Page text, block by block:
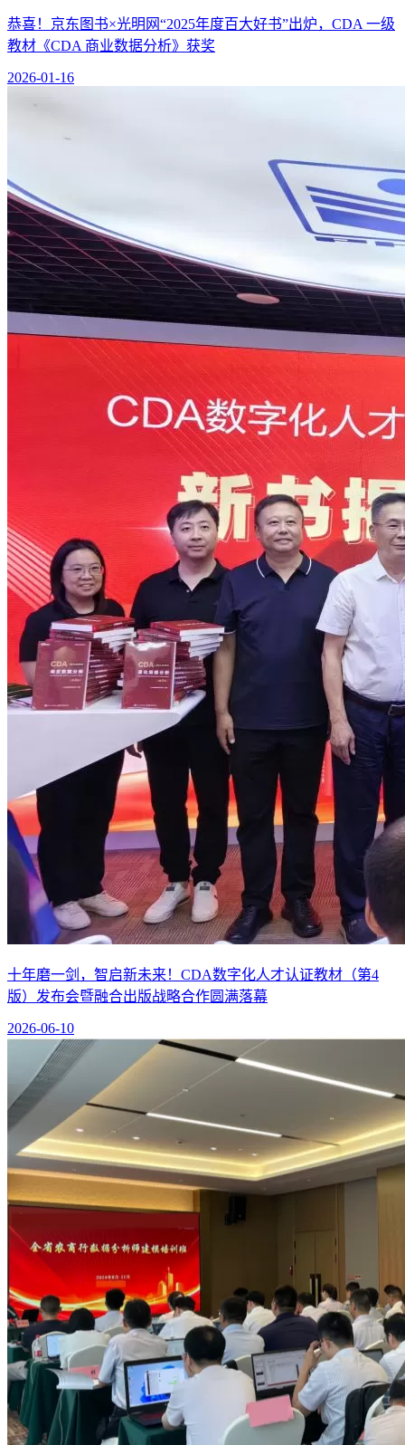
恭喜！京东图书×光明网“2025年度百大好书”出炉，CDA 一级
教材《CDA 商业数据分析》获奖
2026-01-16
十年磨一剑，智启新未来！CDA数字化人才认证教材（第4
版）发布会暨融合出版战略合作圆满落幕
2026-06-10